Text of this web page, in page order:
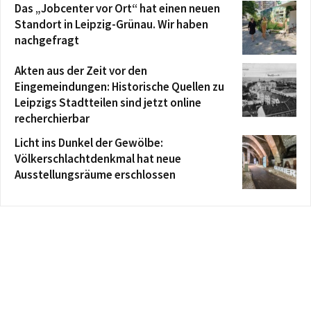
Das „Jobcenter vor Ort“ hat einen neuen
Standort in Leipzig-Grünau. Wir haben
nachgefragt
Akten aus der Zeit vor den
Eingemeindungen: Historische Quellen zu
Leipzigs Stadtteilen sind jetzt online
recherchierbar
Licht ins Dunkel der Gewölbe:
Völkerschlachtdenkmal hat neue
Ausstellungsräume erschlossen